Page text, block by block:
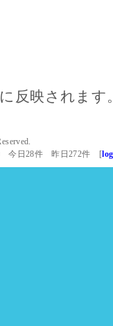
反映されます
今日28件 昨日272件 [